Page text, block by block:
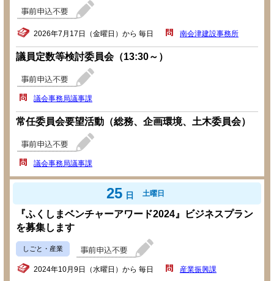
2026年7月17日（金曜日）から 毎日 南会津建設事務所
議員定数等検討委員会（13:30～）
議会事務局議事課
常任委員会要望活動（総務、企画環境、土木委員会）
議会事務局議事課
25 日 土曜日
『ふくしまベンチャーアワード2024』ビジネスプラン
を募集します
しごと・産業
2024年10月9日（水曜日）から 毎日 産業振興課